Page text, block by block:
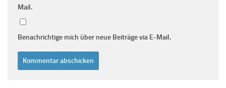
Mail.
Benachrichtige mich über neue Beiträge via E-Mail.